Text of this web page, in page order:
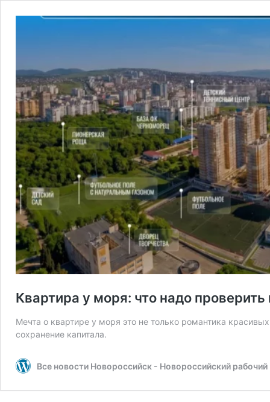
Квартира у моря: что надо
Мечта о квартире у моря это не только романтика
сохранение капитала.
Все новости Новороссийск - Новороссийский рабочий